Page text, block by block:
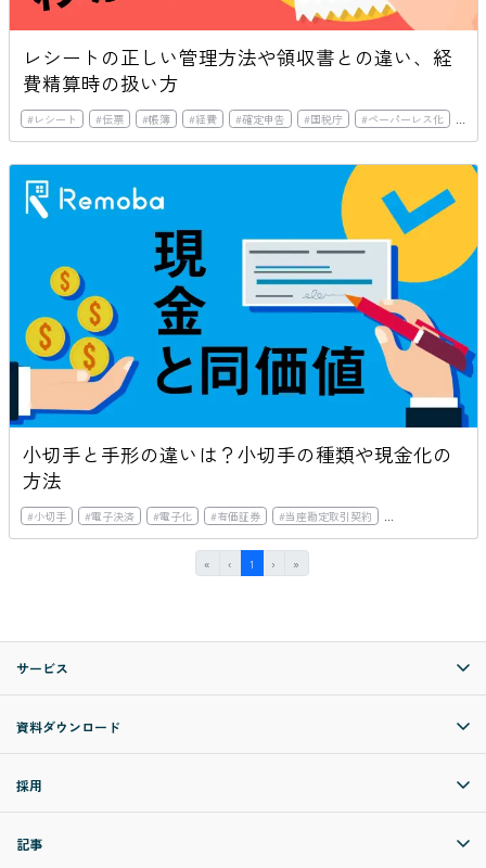
レシートの正しい管理方法や領収書との違い、経
費精算時の扱い方
#レシート #伝票 #帳簿 #経費 #確定申告 #国税庁 #ペーパーレス化 #
小切手と手形の違いは？小切手の種類や現金化の
方法
#小切手 #電子決済 #電子化 #有価証券 #当座勘定取引契約 #
« First‹ Previous
1 (current)
› Next»
サービス
資料ダウンロード
採用
記事